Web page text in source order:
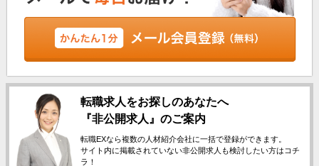
転職求人をお探しのあなたへ
『非公開求人』のご案内
転職EXなら複数の人材紹介会社に一括で登録ができます。
サイト内に掲載されていない非公開求人も検討したい方はコチ
ラ！